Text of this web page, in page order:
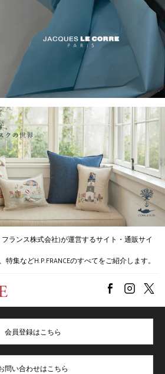
フランス株式会社)が運営するサイト・通販サイ
集などH.P.FRANCEのすべてをご紹介します。
会員登録はこちら
問い合わせはこちら